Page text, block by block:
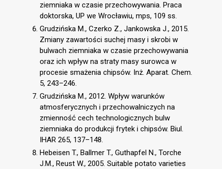
ziemniaka w czasie przechowywania. Praca
doktorska, UP we Wrocławiu, mps, 109 ss.
Grudzińska M., Czerko Z., Jankowska J., 2015.
Zmiany zawartości suchej masy i skrobi w
bulwach ziemniaka w czasie przechowywania
oraz ich wpływ na straty masy surowca w
procesie smażenia chipsów. Inż. Aparat. Chem.
5, 243–246.
Grudzińska M., 2012. Wpływ warunków
atmosferycznych i przechowalniczych na
zmienność cech technologicznych bulw
ziemniaka do produkcji frytek i chipsów. Biul.
IHAR 265, 137–148.
Hebeisen T., Ballmer T., Guthapfel N., Torche
J.M., Reust W., 2005. Suitable potato varieties